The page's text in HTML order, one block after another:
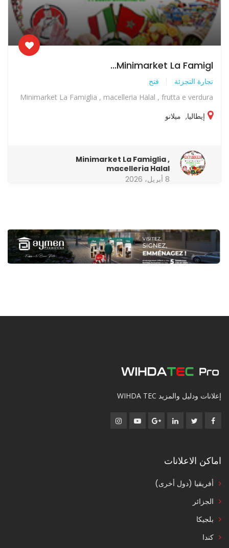
Minimarket La Famigl...
تجارة التجزئة فتح
Minimarket La Famiglia , macelleria Halal , frutta e verdura
إيطاليا, ميلانو
Minimarket La Famiglia ,
macelleria Halal
8 أبريل، 2026
إعلانات ودليل والمزيد WIHDA TEC
اماكن الاعلانات
أفريقيا (دول أخرى)
الجزائر
بلجيكا
كندا